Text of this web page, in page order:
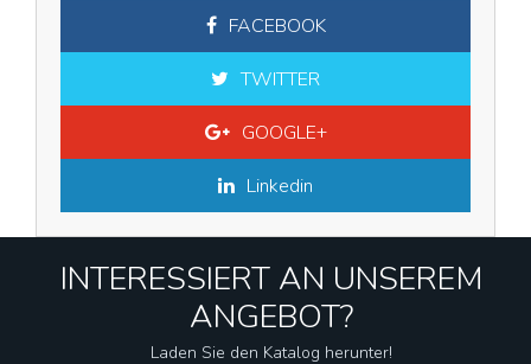
FACEBOOK
TWITTER
GOOGLE+
Linkedin
INTERESSIERT AN UNSEREM
ANGEBOT?
Laden Sie den Katalog herunter!